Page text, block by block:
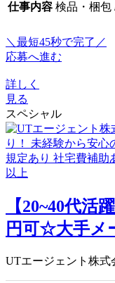
仕事内容 検品・梱包
＼最短45秒で完了／
応募へ進む
詳しく
見る
スペシャル
【20~40代活
円可☆大手メ
UTエージェント株式